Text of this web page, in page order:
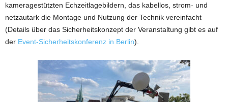
kameragestützten Echzeitlagebildern, das kabellos, strom- und
netzautark die Montage und Nutzung der Technik vereinfacht
(Details über das Sicherheitskonzept der Veranstaltung gibt es auf
der Event-Sicherheitskonferenz in Berlin).